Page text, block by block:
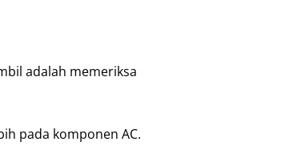
adalah memeriksa
pada komponen AC.